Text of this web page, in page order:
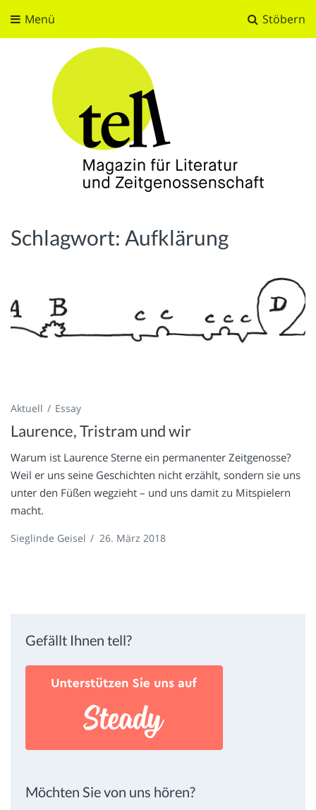
Stöbern
Menü
Schlagwort: Aufklärung
Aktuell Essay
Laurence, Tristram und wir
Warum ist Laurence Sterne ein permanenter Zeitgenosse?
Weil er uns seine Geschichten nicht erzählt, sondern sie uns
unter den Füßen wegzieht – und uns damit zu Mitspielern
macht.
Sieglinde Geisel / 26. März 2018
Gefällt Ihnen tell?
Möchten Sie von uns hören?